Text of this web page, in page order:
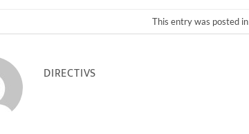
This entry was posted in
DIRECTIVS